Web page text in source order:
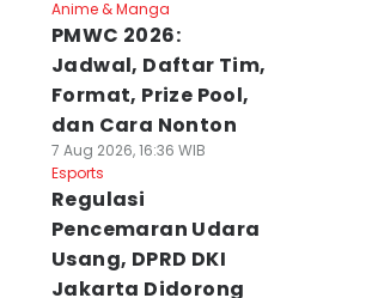
Anime & Manga
PMWC 2026:
Jadwal, Daftar Tim,
Format, Prize Pool,
dan Cara Nonton
7 Aug 2026, 16:36 WIB
Esports
Regulasi
Pencemaran Udara
Usang, DPRD DKI
Jakarta Didorong